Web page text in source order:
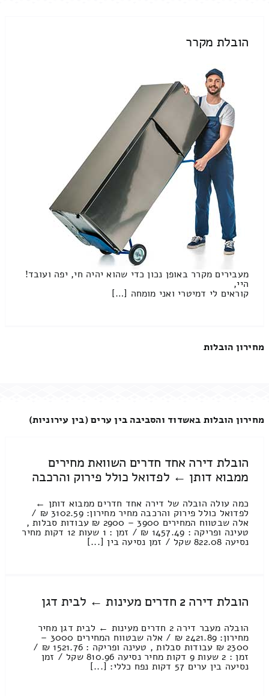
הובלת מקרר
מעבירים מקרר באופן נכון כדי שהוא יהיה חי, יפה ועובד!
היי,
קוראים לי דמיטרי ואני מומחה […]
מחירון הובלות
מחירון הובלות באשדוד והסביבה בין ערים (בין עירוניות)
הובלת דירה אחד חדרים השוואת מחירים
ממבוא דותן ← לפדואל כולל פירוק והרכבה
כמה עולה הובלה של דירה אחד חדרים ממבוא דותן ←
לפדואל כולל פירוק והרכבה מחיר מחירון: 3102.59 ₪ /
אלה שבטווח המחירים 3900 – 2900 ₪ עבודות סבלות ,
טעינה ופריקה : 1457.49 ₪ / זמן : 1 שעות 12 דקות מחיר
נסיעה 822.08 שקל / זמן נסיעה בין [...]
הובלת דירה 2 חדרים מעינות ← לבית דגן
הובלה מעבר דירה 2 חדרים מעינות ← לבית דגן מחיר
מחירון: 2421.89 ₪ / אלה שבטווח המחירים 3000 –
2300 ₪ עבודות סבלות , טעינה ופריקה : 1521.76 ₪ /
זמן : 2 שעות 9 דקות מחיר נסיעה 810.96 שקל / זמן
נסיעה בין ערים 57 דקות נפח כללי: [...]